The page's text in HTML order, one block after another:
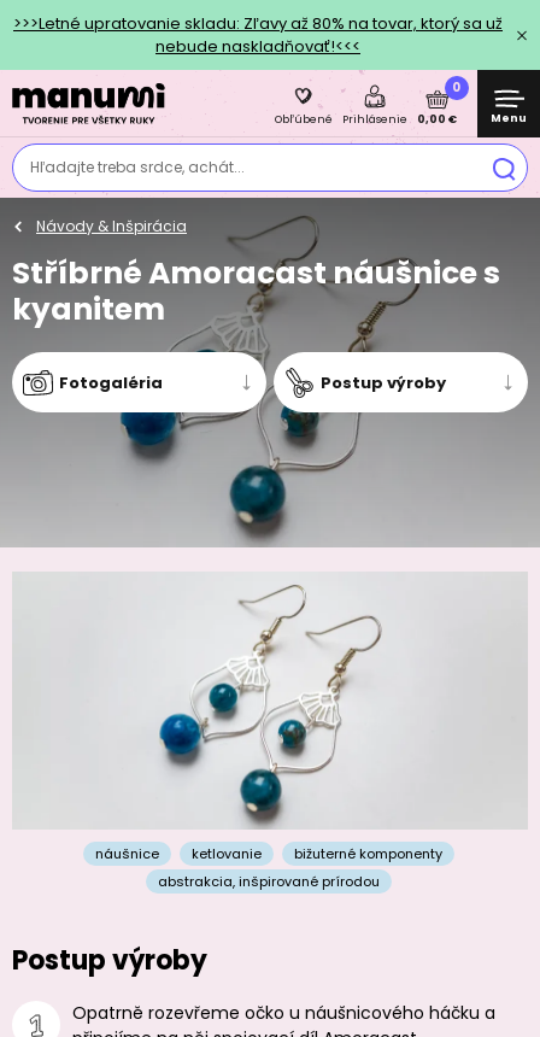
>>>Letné upratovanie skladu: Zľavy až 80% na tovar, ktorý sa už
nebude naskladňovať!<<<
Hľadajte treba srdce, achát...
Obľúbené Prihlásenie
0
0,00 € Menu
Návody & Inšpirácia
Stříbrné Amoracast náušnice s
kyanitem
Fotogaléria Postup výroby
náušnice ketlovanie
bižuterné komponenty
abstrakcia,inšpirované prírodou
Postup výroby
Opatrně rozevřeme očko u náušnicového háčku a